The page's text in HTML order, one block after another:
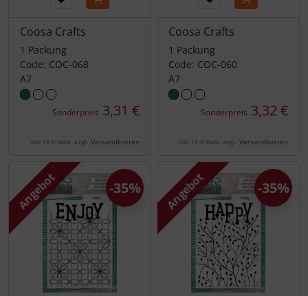
Coosa Crafts
1 Packung
Code: COC-068
A7
Sonderpreis 3,31 €
inkl. 19 % MwSt. zzgl. Versandkosten
Coosa Crafts
1 Packung
Code: COC-060
A7
Sonderpreis 3,32 €
inkl. 19 % MwSt. zzgl. Versandkosten
Angebot -35% Angebot -35%